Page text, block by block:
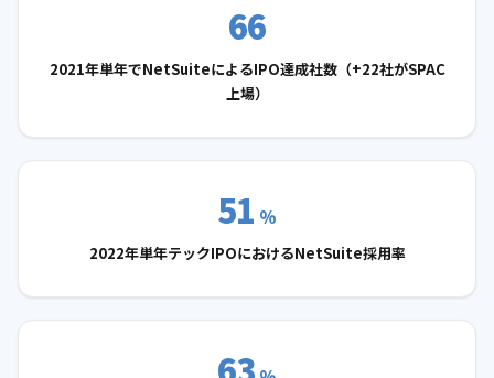
66
2021年単年でNetSuiteによるIPO達成社数（+22社がSPAC
上場）
51 %
2022年単年テックIPOにおけるNetSuite採用率